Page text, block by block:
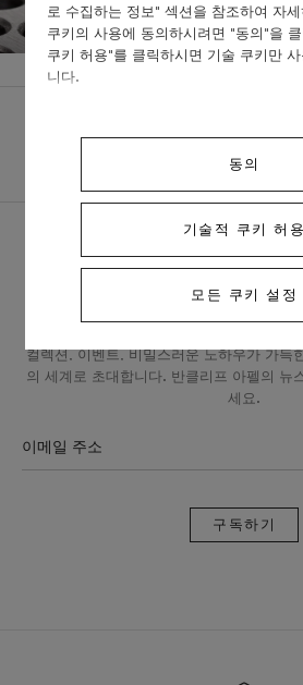
뻬를리 워치, 23MM 18K
반클리프 아펠 뉴스
컬렉션, 이벤트, 비밀스러운 노하우가 가득
의 세계로 초대합니다. 반클리프 아펠의 뉴
세요.
이메일 주소
독
리
로 수집하는 정보" 섹션을 참조하여 자
쿠키의 사용에 동의하시려면 "동의"을
쿠키 허용"를 클릭하시면 기술 쿠키만
니다.
동의
기술적 쿠키 허용
모든 쿠키 설정